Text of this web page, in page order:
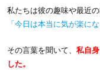
私たちは彼の趣味や最近
「今日は本当に気が楽にな
その言葉を聞いて、 私自
した。